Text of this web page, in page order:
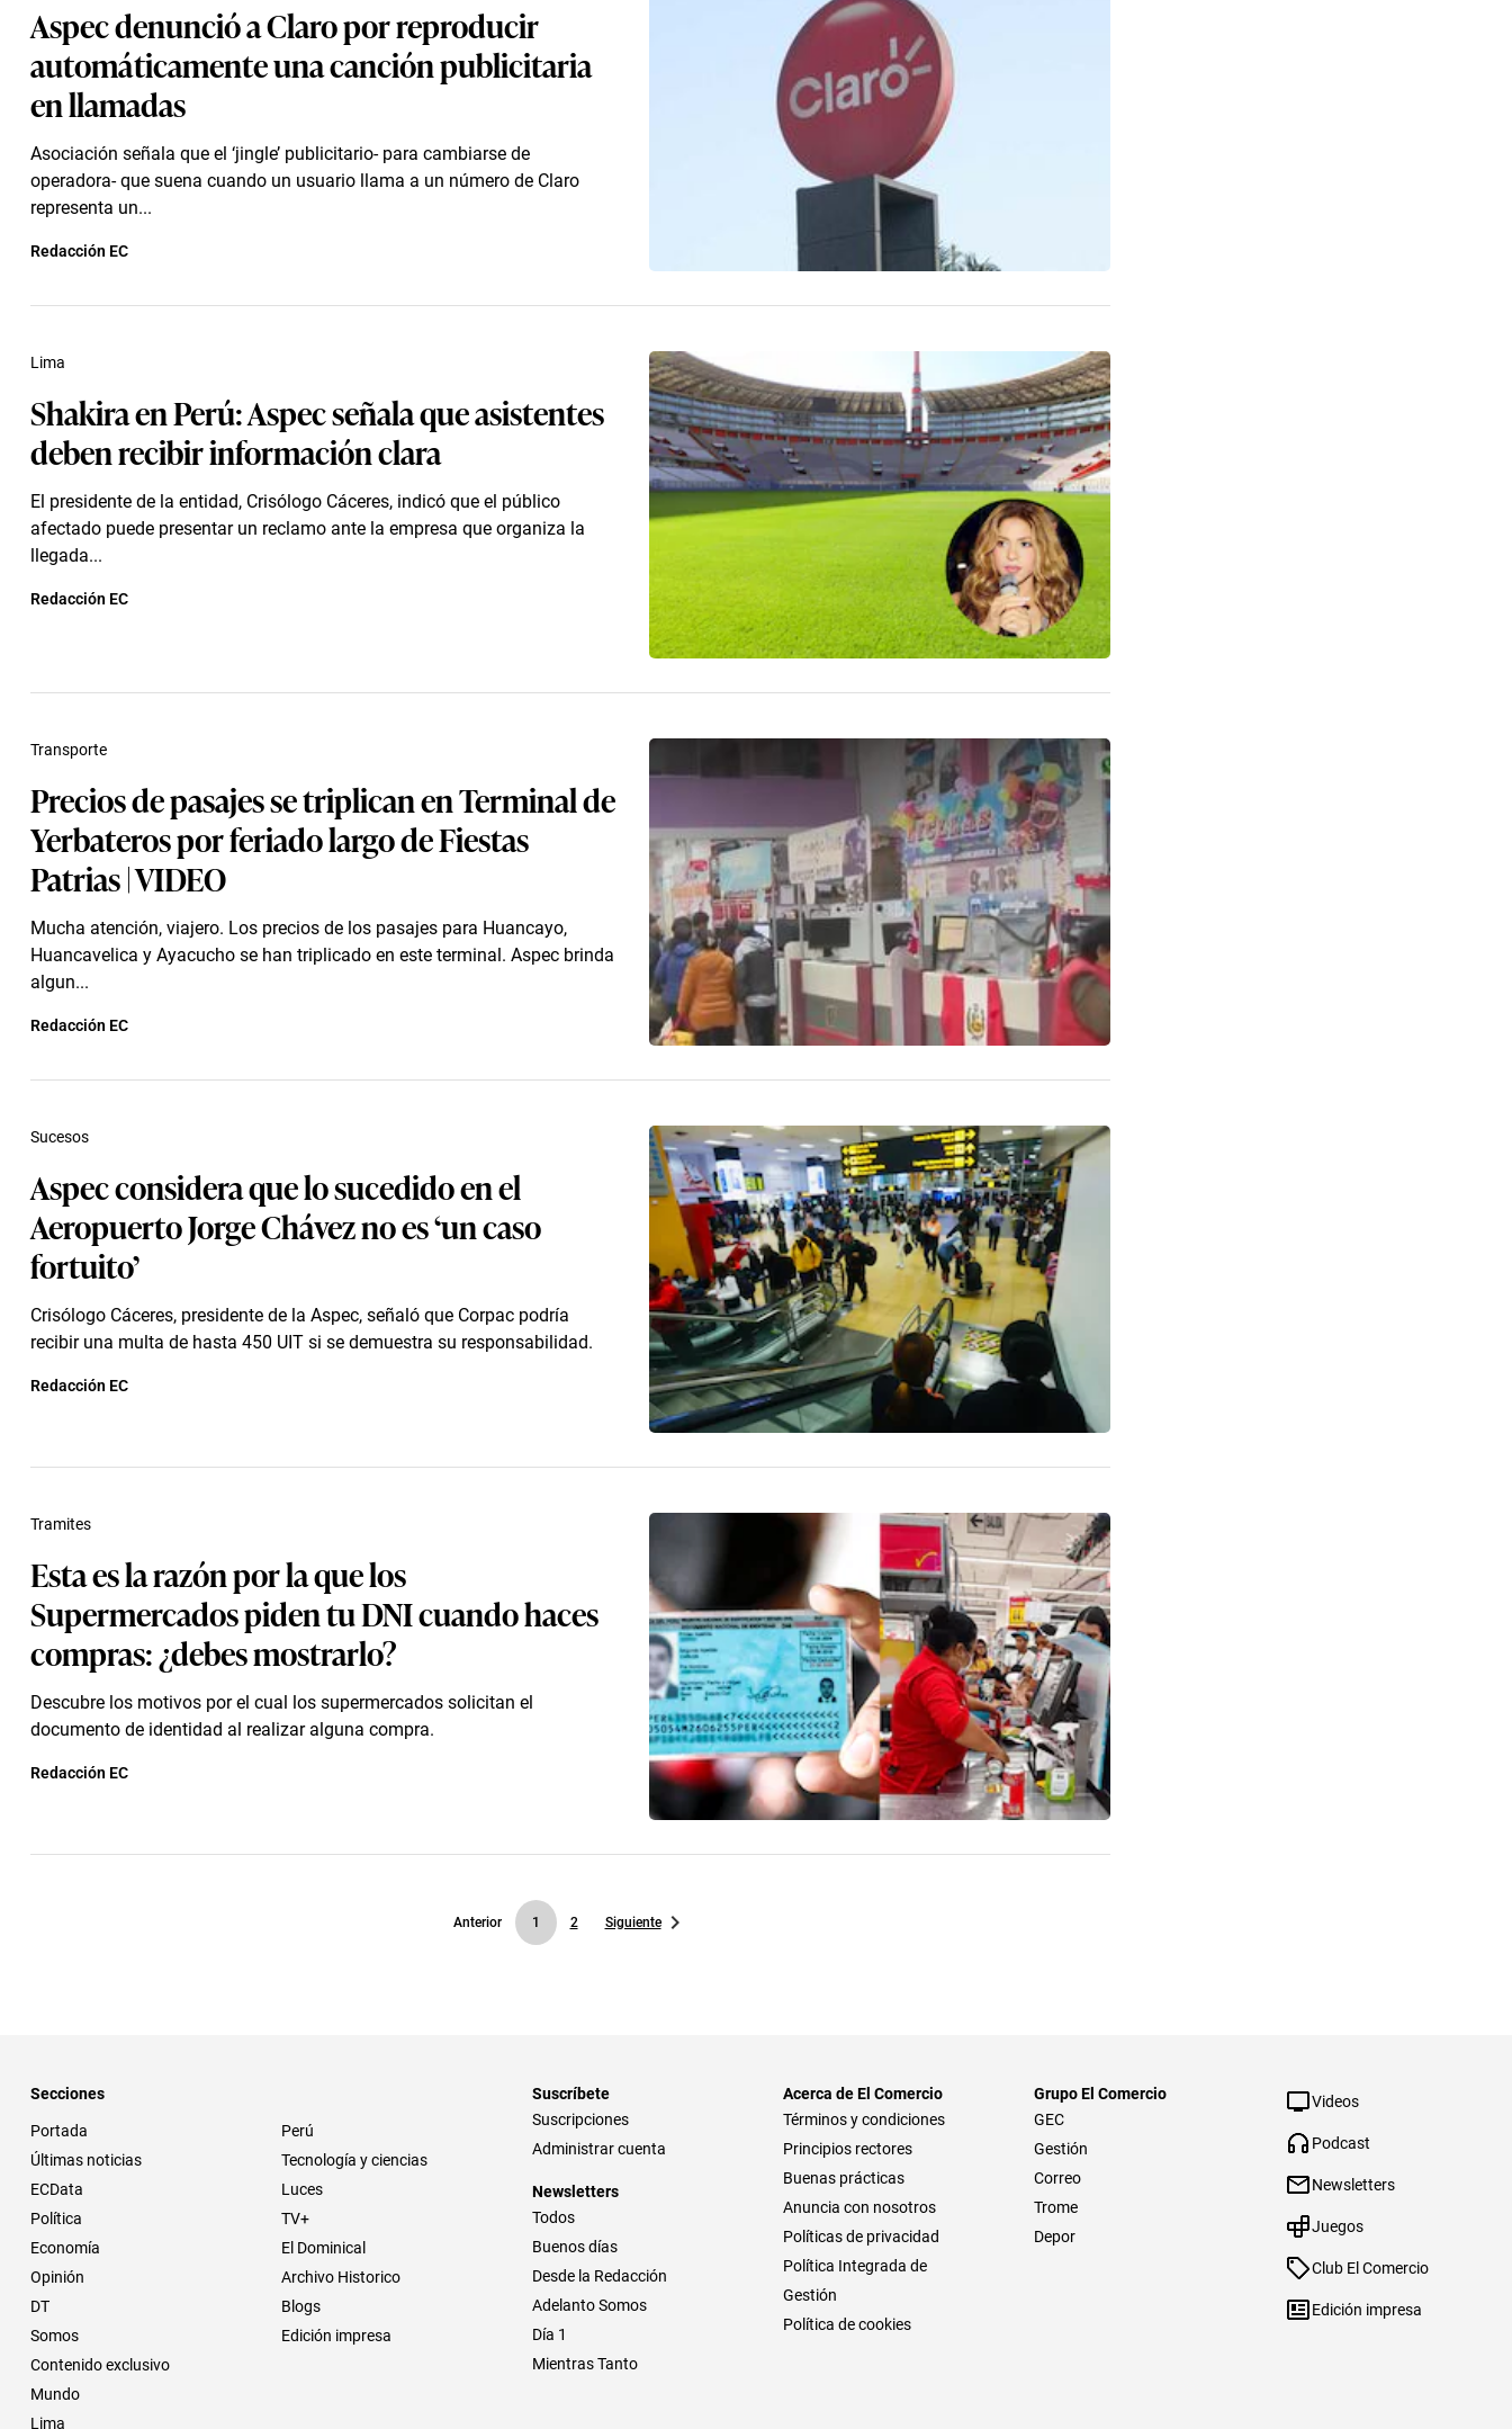
Aspec denunció a Claro por reproducir
automáticamente una canción publicitaria
en llamadas
Asociación señala que el ‘jingle’ publicitario- para cambiarse de
operadora- que suena cuando un usuario llama a un número de Claro
representa un...
Redacción EC
Shakira en Perú: Aspec señala que asistentes
deben recibir información clara
El presidente de la entidad, Crisólogo Cáceres, indicó que el público
afectado puede presentar un reclamo ante la empresa que organiza la
llegada...
Lima
Redacción EC
Precios de pasajes se triplican en Terminal de
Yerbateros por feriado largo de Fiestas
Patrias | VIDEO
Mucha atención, viajero. Los precios de los pasajes para Huancayo,
Huancavelica y Ayacucho se han triplicado en este terminal. Aspec brinda
algun...
Transporte
Redacción EC
Aspec considera que lo sucedido en el
Aeropuerto Jorge Chávez no es ‘un caso
fortuito’
Crisólogo Cáceres, presidente de la Aspec, señaló que Corpac podría
recibir una multa de hasta 450 UIT si se demuestra su responsabilidad.
Sucesos
Redacción EC
Esta es la razón por la que los
Supermercados piden tu DNI cuando haces
compras: ¿debes mostrarlo?
Descubre los motivos por el cual los supermercados solicitan el
documento de identidad al realizar alguna compra.
Tramites
Redacción EC
Anterior 1 2 Siguiente
Secciones
Portada
Últimas noticias
ECData
Política
Economía
Opinión
DT
Somos
Contenido exclusivo
Mundo
Lima
Perú
Tecnología y ciencias
Luces
TV+
El Dominical
Archivo Historico
Blogs
Edición impresa
Suscríbete
Suscripciones
Administrar cuenta
Newsletters
Todos
Buenos días
Desde la Redacción
Adelanto Somos
Día 1
Mientras Tanto
Acerca de El Comercio
Términos y condiciones
Principios rectores
Buenas prácticas
Anuncia con nosotros
Políticas de privacidad
Política Integrada de
Gestión
Política de cookies
Grupo El Comercio
GEC
Gestión
Correo
Trome
Depor
Videos
Podcast
Newsletters
Juegos
Club El Comercio
Edición impresa